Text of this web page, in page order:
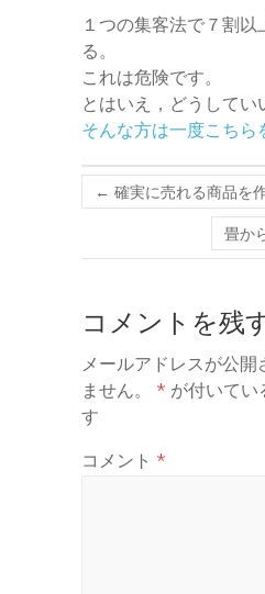
１つの集客法で７割
る。
これは危険です。
とはいえ，どうしてい
そんな方は一度こちら
← 確実に売れる商品を
畳か
コメントを残
メールアドレスが公開
ません。
* が付いて
す
コメント *